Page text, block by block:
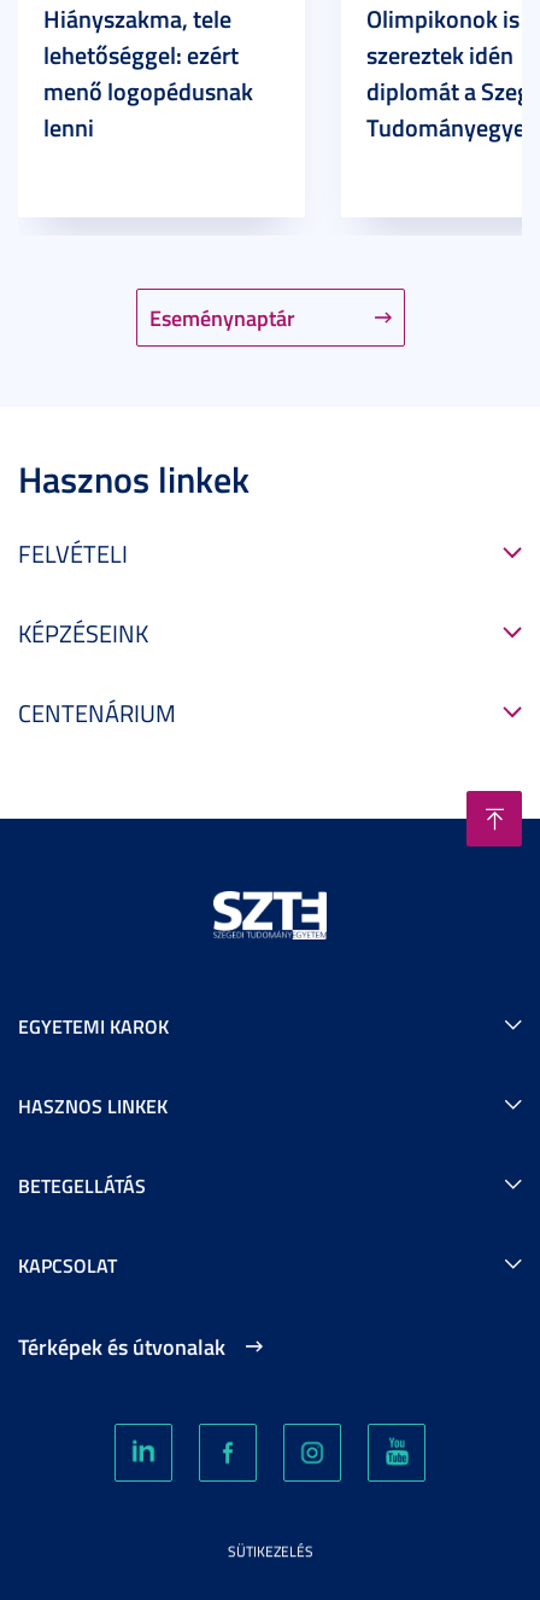
Eseménynaptár
Hiányszakma, tele
lehetőséggel: ezért
menő logopédusnak
lenni
Olimpikonok is
szereztek idén
diplomát a
Hasznos linkek
FELVÉTELI
KÉPZÉSEINK
CENTENÁRIUM
EGYETEMI KAROK
HASZNOS LINKEK
BETEGELLÁTÁS
KAPCSOLAT
Térképek és útvonalak
SÜTIKEZELÉS